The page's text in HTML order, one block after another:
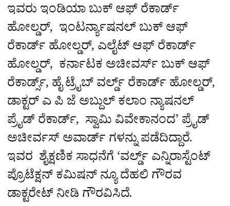
ಇವರು ಇಂಡಿಯಾ ಬುಕ್ ಆಫ್ ರೆಕಾರ್ಡ್
ಹೋಲ್ಡರ್, ಇಂಟರ್ನ್ಯಾಷನಲ್ ಬುಕ್ ಆಫ್
ರೆಕಾರ್ಡ್ ಹೋಲ್ಡರ್‌, ಎಲೈಟ್ ಆಫ್ ರೆಕಾರ್ಡ್
ಹೋಲ್ಡರ್, ಕರ್ನಾಟಕ ಅಚೀವರ್ಸ್ ಬುಕ್ ಆಫ್
ರೆಕಾರ್ಡ್ಸ್‌, ಹೈ ಟ್ರೈಬ್ ವರ್ಲ್ಡ್ ರೆಕಾರ್ಡ್ ಹೋಲ್ಡರ್,
ಡಾಕ್ಟರ್ ಎ ಪಿ ಜೆ ಅಬ್ದುಲ್ ಕಲಾಂ ನ್ಯಾಷನಲ್
ಪ್ರೈಡ್ ರೆಕಾರ್ಡ್, ಸ್ವಾಮಿ ವಿವೇಕಾನಂದ’ ಪ್ರೈಡ್
ಅಚೀರ್ವಸ್ ಅವಾರ್ಡ್ ಗಳನ್ನು ಪಡೆದಿದ್ದಾರೆ.
ಇವರ ಶೈಕ್ಷಣಿಕ ಸಾಧನೆಗೆ ‘ವರ್ಲ್ಡ್ ಎನ್ನಿರಾಸ್ಟೆಂಟ್
ಪ್ರೊಟೆಕ್ಷನ್ ಕಮಿಷನ್ ನ್ಯೂ ದೆಹಲಿ ಗೌರವ
ಡಾಕ್ಟರೇಟ್ ನೀಡಿ ಗೌರವಿಸಿದೆ.